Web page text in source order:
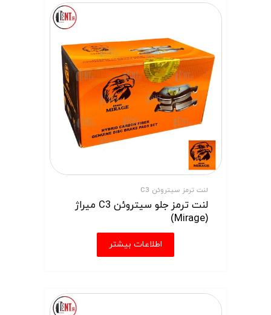
لنت ترمز سیتروئن C3
لنت ترمز جلو سیتروئن C3 میراژ
(Mirage)
اطلاعات بیشتر